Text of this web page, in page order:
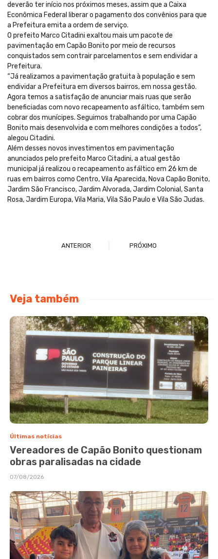
deverão ter início nos próximos meses, assim que a Caixa
Econômica Federal liberar o pagamento dos convênios para que
a Prefeitura emita a ordem de serviço.
O prefeito Marco Citadini exaltou mais um pacote de
pavimentação em Capão Bonito por meio de recursos
conquistados sem contrair parcelamentos e sem endividar a
Prefeitura.
“Já realizamos a pavimentação gratuita à população e sem
endividar a Prefeitura em diversos bairros, em nossa gestão.
Agora temos a satisfação de anunciar mais ruas que serão
beneficiadas com novo recapeamento asfáltico, também sem
cobrar dos munícipes. Seguimos trabalhando por uma Capão
Bonito mais desenvolvida e com melhores condições a todos”,
alegou Citadini.
Além desses novos investimentos em pavimentação
anunciados pelo prefeito Marco Citadini, a atual gestão
municipal já realizou o recapeamento asfáltico em 26 km de
ruas em bairros como Centro, Vila Aparecida, Nova Capão Bonito,
Jardim São Francisco, Jardim Alvorada, Jardim Colonial, Santa
Rosa, Jardim Europa, Vila Maria, Vila São Paulo e Vila São Judas.
ANTERIOR PRÓXIMO
Veja também
Últimas notícias
Vereadores de Capão Bonito questionam
obras paralisadas na cidade
07/08/2026